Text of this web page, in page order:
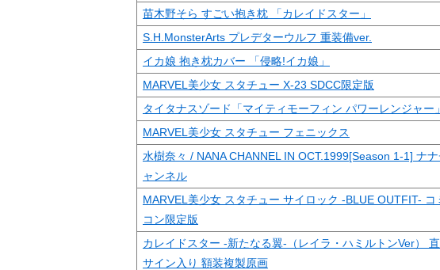
苗木野そら すごい抱き枕 「カレイドスター」
S.H.MonsterArts プレデターウルフ 重装備ver.
イカ娘 抱き枕カバー 「侵略!イカ娘」
MARVEL美少女 スタチュー X-23 SDCC限定版
タイタナスゾード「マイティモーフィン パワーレンジャー」
MARVEL美少女 スタチュー フェニックス
水樹奈々 / NANA CHANNEL IN OCT.1999[Season 1-1] ナナ
ャンネル
MARVEL美少女 スタチュー サイロック -BLUE OUTFIT- コ
コン限定版
カレイドスター -新たなる翼-（レイラ・ハミルトンVer）
サイン入り 額装複製原画